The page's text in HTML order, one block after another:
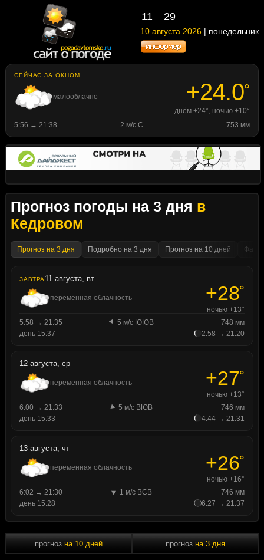
11 29
10 августа 2026 | понедельник
СЕЙЧАС ЗА ОКНОМ
малооблачно +24.0°
днём +24°, ночью +10°
5:56 → 21:38
2 м/с С 753 мм
Прогноз погоды на 3 дня в
Кедровом
Прогноз на 3 дня Подробно на 3 дня Прогноз на 10 дней
ЗАВТРА 11 августа, вт
переменная облачность +28°
ночью +13°
5:58 → 21:35
5 м/с ЮЮВ
748 мм
день 15:37
2:58 → 21:20
12 августа, ср
переменная облачность +27°
ночью +13°
6:00 → 21:33
5 м/с ВЮВ
746 мм
день 15:33
4:44 → 21:31
13 августа, чт
переменная облачность +26°
ночью +16°
6:02 → 21:30
1 м/с ВСВ
746 мм
день 15:28
6:27 → 21:37
прогноз на 10 дней прогноз на 3 дня